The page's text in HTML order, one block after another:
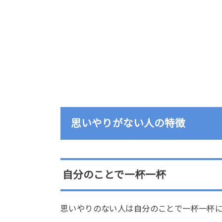
思いやりがない人の特徴
自分のことで一杯一杯
思いやりのない人は自分のことで一杯一杯に